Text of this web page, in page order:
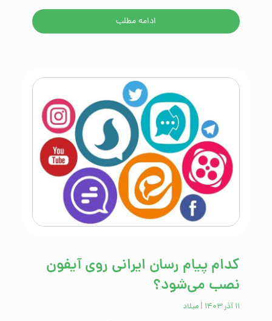
ادامه مطلب
کدام پیام رسان ایرانی روی آیفون
نصب می‌شود؟
۱۱ آذر ۱۴۰۳ | میلاد